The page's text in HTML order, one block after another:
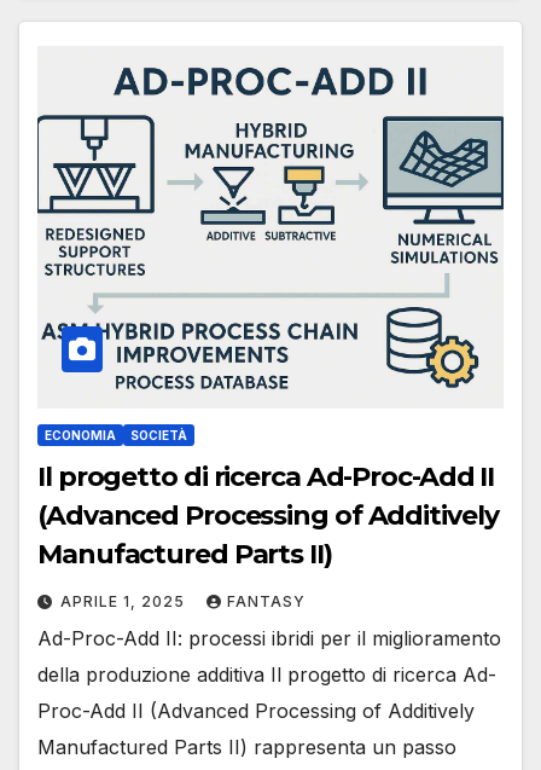
ECONOMIA SOCIETÀ
Il progetto di ricerca Ad-Proc-Add II
(Advanced Processing of Additively
Manufactured Parts II)
APRILE 1, 2025 FANTASY
Ad-Proc-Add II: processi ibridi per il miglioramento
della produzione additiva Il progetto di ricerca Ad-
Proc-Add II (Advanced Processing of Additively
Manufactured Parts II) rappresenta un passo